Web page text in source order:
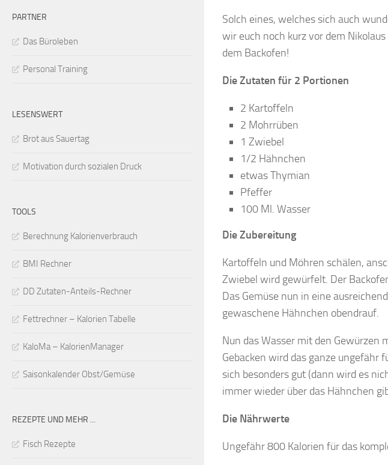
Solch eines, welches sich auch
wir euch noch kurz vor dem
dem Backofen!
Die Zutaten für 2 Portionen
2 Kartoffeln
2 Mohrrüben
1 Zwiebel
1/2 Hähnchen
etwas Thymian
Pfeffer
100 Ml. Wasser
Die Zubereitung
Kartoffeln und Möhren schälen,
Zwiebel wird gewürfelt. Der
Das Gemüse nun in eine
gewaschene Hähnchen obendrauf.
Nun das Wasser mit den Gewürzen
Gebacken wird das ganze ungefähr
sich besonders gut (dann wird es
immer wieder über das Hähnchen
Die Nährwerte
Ungefähr 800 Kalorien für das
PARTNER
Das Büroleben
Personal Training
LESENSWERT
Brot aus Sauertag
Motivation durch sozialen Druck
TOOLS
Berechnung Kalorienverbrauch
BMI Rechner
DD Zutaten-Anteils-Rechner
Fettrechner – Kalorien Tabelle
KaloMa – KalorienManager
Saisonkalender Obst/Gemüse
REZEPTE UND MEHR ...
Fisch Rezepte